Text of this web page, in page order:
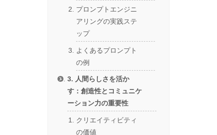
プロンプトエンジニ
アリングの実践ステ
ップ
よくあるプロンプト
の例
3. 人間らしさを活か
す：創造性とコミュニケ
ーション力の重要性
クリエイティビティ
の価値